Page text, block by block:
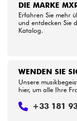
HiFi
DIE MARKE
Erfahren Sie mehr
und entdecken Sie
Katalog.
WENDEN SIE
Unsere
hier, um alle Ihre
+33 181